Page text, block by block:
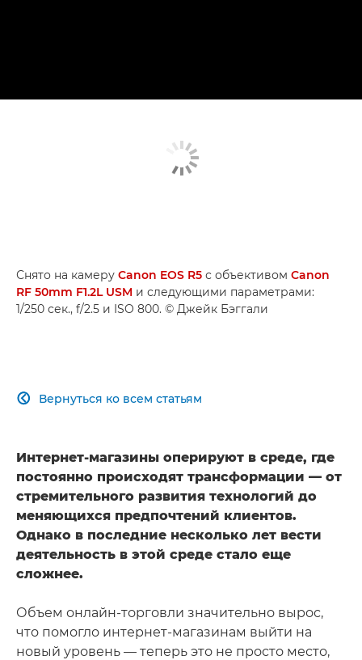
Снято на камеру Canon EOS R5 с объективом Canon
RF 50mm F1.2L USM и следующими параметрами:
1/250 сек., f/2.5 и ISO 800. © Джейк Бэггали
Вернуться ко всем статьям

Интернет-магазины оперируют в среде, где
постоянно происходят трансформации — от
стремительного развития технологий до
меняющихся предпочтений клиентов.
Однако в последние несколько лет вести
деятельность в этой среде стало еще
сложнее.
Объем онлайн-торговли значительно вырос,
что помогло интернет-магазинам выйти на
новый уровень — теперь это не просто место,